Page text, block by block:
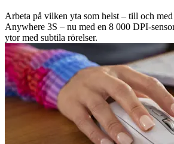
Arbeta på vilken yta som helst – till och
Anywhere 3S – nu med en 8 000 DPI-
ytor med subtila rörelser.